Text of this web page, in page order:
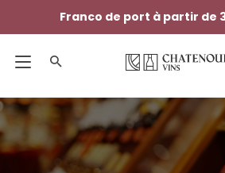
Franco de port à partir de